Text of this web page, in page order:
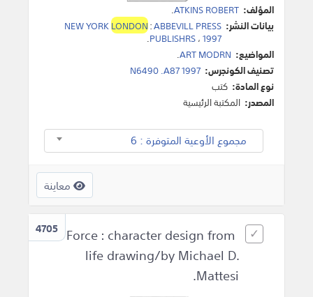
المؤلف: ATKINS ROBERT
.
بيانات النشر:
NEW YORKLONDON:ABBEVILL PRESS
PUBLISHRS،1997
.
المواضيع: ART MODRN
.
تصنيف الكونجرس: N6490 .A87 1997
نوع المادة: كتب
المصدر: المكتبة الرئيسية
مجموع الأوعية المتوفرة : 6
معاينة
4705 Force : character design from
life drawing/by Michael D.
Mattesi.